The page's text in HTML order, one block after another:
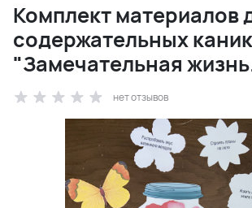
Комплект материалов
содержательных
"Замечательная
нет отзывов